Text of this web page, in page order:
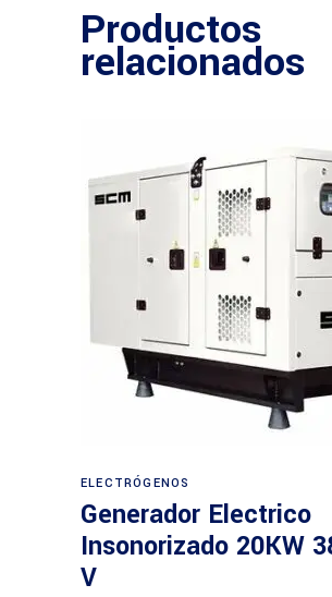
Productos
relacionados
ELECTRÓGENOS
Generador Electrico
Insonorizado 20KW
V